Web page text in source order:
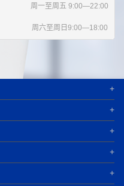
周一至周五 9:00—22:00
周六至周日9:00—18:00
+
+
+
+
+